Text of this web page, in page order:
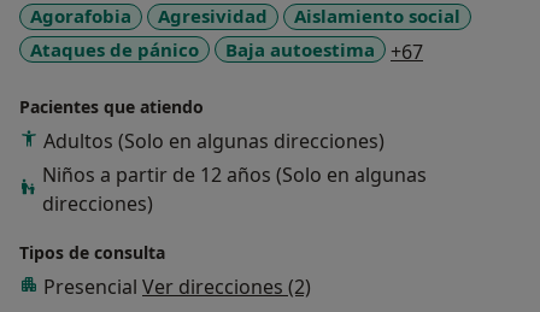
Agorafobia Agresividad
Aislamiento social
Ataques de pánico
Baja autoestima +67
Pacientes que atiendo
Adultos (Solo en algunas direcciones)
Niños a partir de 12 años (Solo en algunas
direcciones)
Tipos de consulta
Presencial Ver direcciones (2)